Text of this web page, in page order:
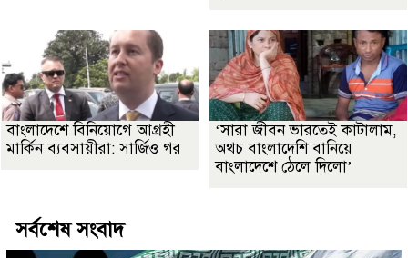
বাংলাদেশে বিনিয়োগে আগ্রহী
মার্কিন ব্যবসায়ীরা: সার্জিও গর
‘সারা জীবন ভারতেই কাটালাম,
অথচ বাংলাদেশি বানিয়ে
বাংলাদেশে ঠেলে দিলো’
সর্বশেষ সংবাদ